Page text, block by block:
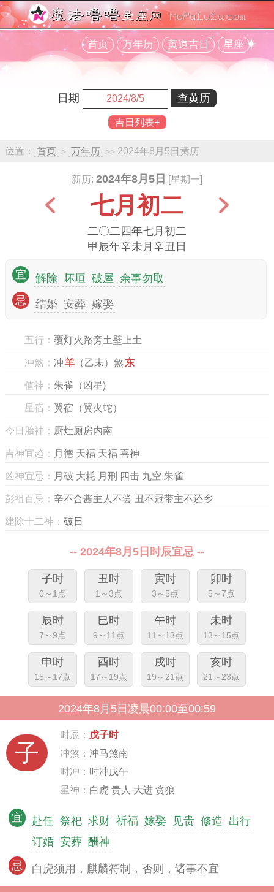
首页 万年历 黄道吉日 星座
日期
吉日列表+
位置： 首页 > 万年历 >> 2024年8月5日黄历
新历: 2024年8月5日 [星期一]
七月初二
二〇二四年七月初二
甲辰年辛未月辛丑日
宜 解除 坏垣 破屋 余事勿取
忌 结婚 安葬 嫁娶
五行： 覆灯火路旁土壁上土
冲煞： 冲羊 （乙未）煞 东
值神： 朱雀（凶星)
星宿： 翼宿（翼火蛇）
今日胎神： 厨灶厕房内南
吉神宜趋： 月德 天福 天福 喜神
凶神宜忌： 月破 大耗 月刑 四击 九空 朱雀
彭祖百忌： 辛不合酱主人不尝 丑不冠带主不还乡
建除十二神： 破日
-- 2024年8月5日时辰宜忌 --
子时
0～1点
丑时
1～3点
寅时
3～5点
卯时
5～7点
辰时
7～9点
巳时
9～11点
午时
11～13点
未时
13～15点
申时
15～17点
酉时
17～19点
戌时
19～21点
亥时
21～23点
2024年8月5日凌晨00:00至00:59
子
时辰： 戊子时
冲煞： 冲马煞南
时冲： 时冲戊午
星神： 白虎 贵人 大进 贪狼
宜 赴任 祭祀 求财 祈福 嫁娶 见贵 修造 出行
订婚 安葬 酬神
忌 白虎须用，麒麟符制，否则，诸事不宜